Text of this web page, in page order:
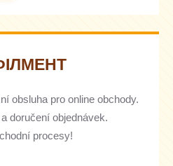
obsluha pro online obchody.
doručení objednávek.
procesy!